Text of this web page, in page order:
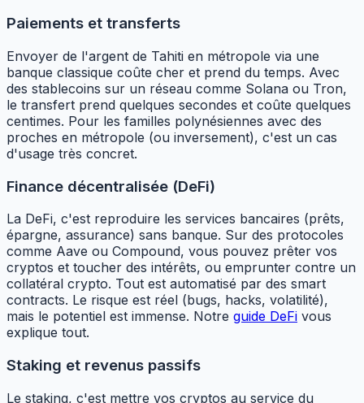
Paiements et transferts
Envoyer de l'argent de Tahiti en métropole via une
banque classique coûte cher et prend du temps. Avec
des stablecoins sur un réseau comme Solana ou Tron,
le transfert prend quelques secondes et coûte quelques
centimes. Pour les familles polynésiennes avec des
proches en métropole (ou inversement), c'est un cas
d'usage très concret.
Finance décentralisée (DeFi)
La DeFi, c'est reproduire les services bancaires (prêts,
épargne, assurance) sans banque. Sur des protocoles
comme Aave ou Compound, vous pouvez prêter vos
cryptos et toucher des intérêts, ou emprunter contre un
collatéral crypto. Tout est automatisé par des smart
contracts. Le risque est réel (bugs, hacks, volatilité),
mais le potentiel est immense. Notre guide DeFi vous
explique tout.
Staking et revenus passifs
Le staking, c'est mettre vos cryptos au service du